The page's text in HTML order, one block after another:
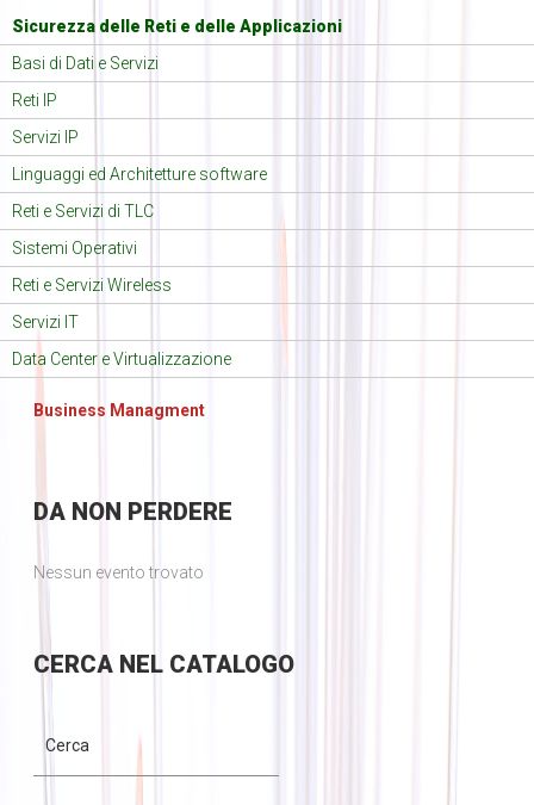
Sicurezza delle Reti e delle Applicazioni
Basi di Dati e Servizi
Reti IP
Servizi IP
Linguaggi ed Architetture software
Reti e Servizi di TLC
Sistemi Operativi
Reti e Servizi Wireless
Servizi IT
Data Center e Virtualizzazione
Business Managment
DANON PERDERE
Nessun evento trovato
CERCANEL CATALOGO